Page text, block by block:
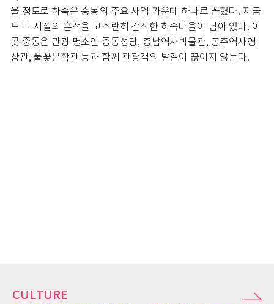
을 정도로 하숙은 중동의 주요 사업 가운데 하나로 꼽혔다. 지금
도 그 시절의 흔적을 고스란히 간직한 하숙마을이 남아 있다. 이
곳 중동은 관광 명소인 중동성당, 충남역사박물관, 공주역사영
상관, 풀꽃문학관 등과 함께 관광객의 발길이 끊이지 않는다.
CULTURE